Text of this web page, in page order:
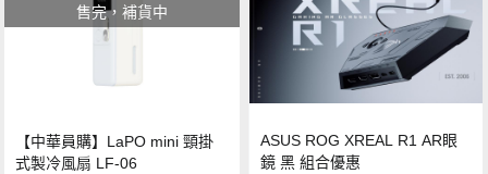
售完，補貨中
【中華員購】LaPO mini 頸掛
式製冷風扇 LF-06
ASUS ROG XREAL R1 AR眼
鏡 黑 組合優惠